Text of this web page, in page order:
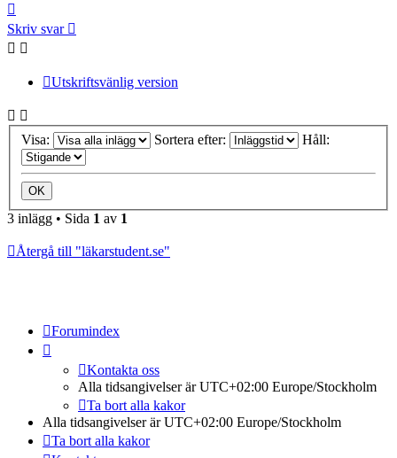
Skriv svar
Utskriftsvänlig version
Visa: Sortera efter: Håll:
3 inlägg • Sida 1 av 1
Återgå till "läkarstudent.se"
Forumindex
Kontakta oss
Alla tidsangivelser är UTC+02:00 Europe/Stockholm
Ta bort alla kakor
Alla tidsangivelser är UTC+02:00 Europe/Stockholm
Ta bort alla kakor